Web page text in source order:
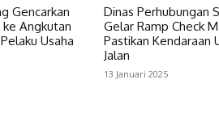
Gencarkan
Angkutan
Usaha
Dinas Perhubungan
Gelar Ramp Check
Pastikan Kendaraan
Jalan
13 Januari 2025